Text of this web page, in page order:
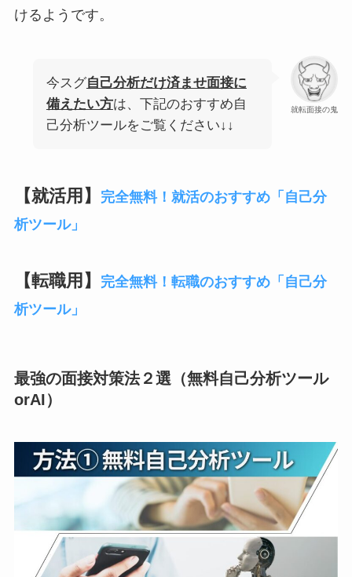
けるようです。
就転面接の鬼
今スグ自己分析だけ済ませ面接に
備えたい方は、下記のおすすめ自
己分析ツールをご覧ください↓↓
【就活用】
完全無料！就活のおすすめ「自己分
析ツール」
【転職用】
完全無料！転職のおすすめ「自己分
析ツール」
最強の面接対策法２選（無料自己分析ツール
orAI）